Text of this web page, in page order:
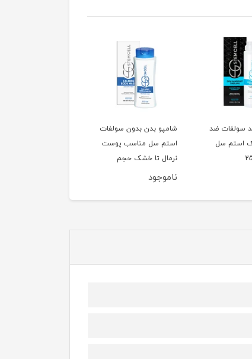
سولفات ضد
استم سل
شامپو بدن بدون سولفات
استم سل مناسب پوست
نرمال تا خشک حجم
300ML
ناموجود